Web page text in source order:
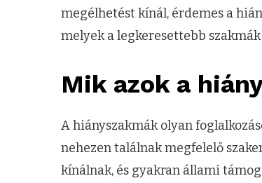
megélhetést kínál, érdemes a
melyek a legkeresettebb
Mik azok a
A hiányszakmák olyan
nehezen találnak megfelelő
kínálnak, és gyakran állami